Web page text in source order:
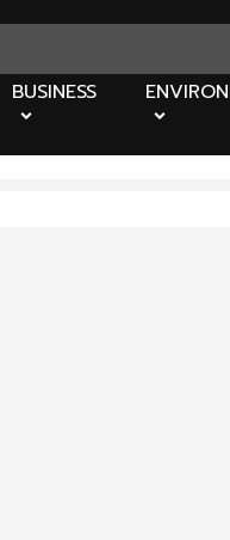
BUSINESS